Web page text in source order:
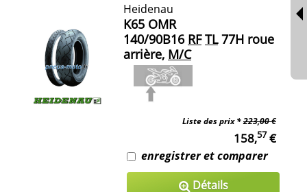
Heidenau
K65 OMR
140/90B16 RF TL77H roue
arrière, M/C
Liste des prix *223,00 €
158,57 €
enregistrer et comparer
Détails